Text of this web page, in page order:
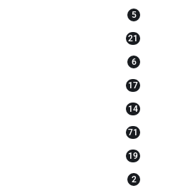
5
21
6
17
14
71
19
2